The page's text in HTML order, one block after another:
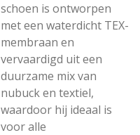
schoen is ontworpen
met een waterdicht TEX-
membraan en
vervaardigd uit een
duurzame mix van
nubuck en textiel,
waardoor hij ideaal is
voor alle